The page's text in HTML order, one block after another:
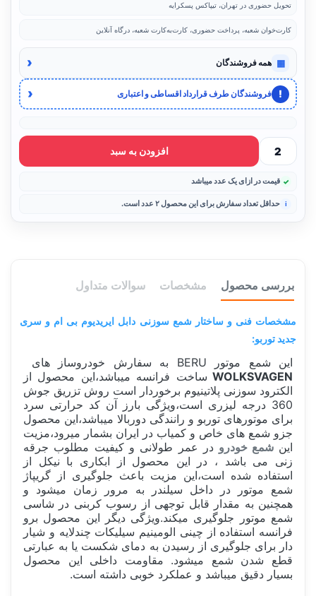
تحویل حضوری در تهران، تیپاکس پسکرایه
کارت‌خوان شعبه، پرداخت حضوری، کارت‌به‌کارت شعبه، درگاه آنلاین
▦ همه فروشندگان ‹
! فروشندگان طرف قرارداد اقساطی و اعتباری ‹
افزودن به سبد
قیمت در ازای یک عدد میباشد
حداقل تعداد سفارش برای این محصول ۲ عدد است.
بررسی محصول مشخصات سوالات متداول
مشخصات فنی و ساختار شمع سوزنی دابل ایریدیوم بی ام و سری
جدید توربو:
این شمع موتور BERU به سفارش خودروساز های
WOLKSVAGEN ساخت فرانسه میباشد،این محصول از
الکترود سوزنی پلاتینیوم برخوردار است روش تزریق جوش
360 درجه لیزری است،ویژگی بارز آن کد حرارتی سرد
برای موتورهای توربو و رانندگی دوربالا میباشد،این محصول
جزو شمع های خاص و کمیاب در ایران بشمار میرود،مزیت
اینشمع خودرو در عمر طولانی و کیفیت مطلوب جرقه
زنی می باشد ، در این محصول از ابکاری با نیکل از
استفاده شده است،این مزیت باعث جلوگیری از گریپاژ
شمع موتور در داخل سیلندر به مرور زمان میشود و
همچنین به مقدار قابل توجهی از رسوب کربنی در شاسی
شمع موتور جلوگیری میکند.ویژگی دیگر این محصول برو
فرانسه استفاده از چینی الومینیم سیلیکات چندلایه و شیار
دار برای جلوگیری از رسیدن به دمای شکست یا به عبارتی
قطع شدن شمع میشود. مقاومت داخلی این محصول
بسیار دقیق میباشد و عملکرد خوبی داشته است.